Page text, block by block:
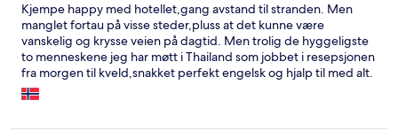
Kjempe happy med hotellet,gang avstand til stranden. Men
manglet fortau på visse steder,pluss at det kunne være
vanskelig og krysse veien på dagtid. Men trolig de hyggeligste
to menneskene jeg har møtt i Thailand som jobbet i resepsjonen
fra morgen til kveld,snakket perfekt engelsk og hjalp til med alt.
Hadde tannlege time på ett av to sykehus men vi viste ikke
hvilket,det fiksa de for oss med en gang pluss sjåfør. Et lite,men